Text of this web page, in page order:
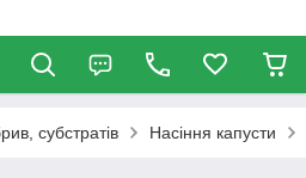
субстратів Насіння капусти